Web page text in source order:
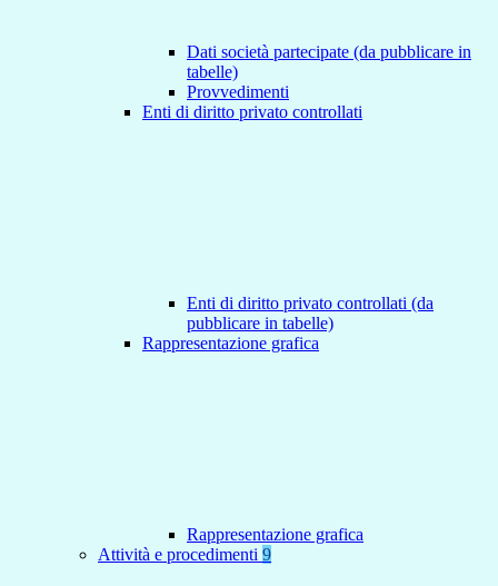
Dati società partecipate (da pubblicare in
tabelle)
Provvedimenti
Enti di diritto privato controllati
Enti di diritto privato controllati (da
pubblicare in tabelle)
Rappresentazione grafica
Rappresentazione grafica
Attività e procedimenti 9